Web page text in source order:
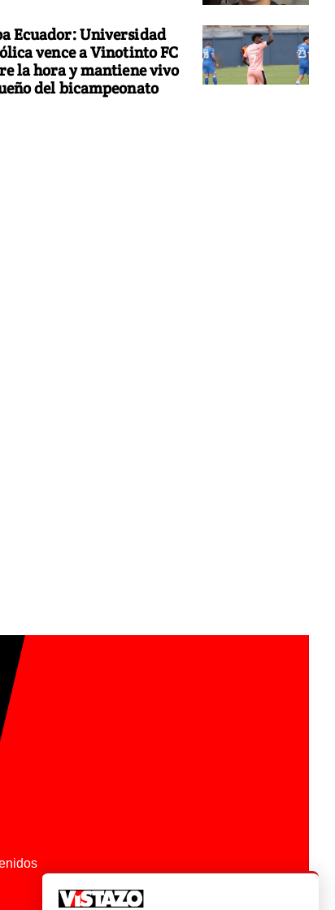
Ecuador: Universidad
vence a Vinotinto FC
la hora y mantiene vivo
del bicampeonato